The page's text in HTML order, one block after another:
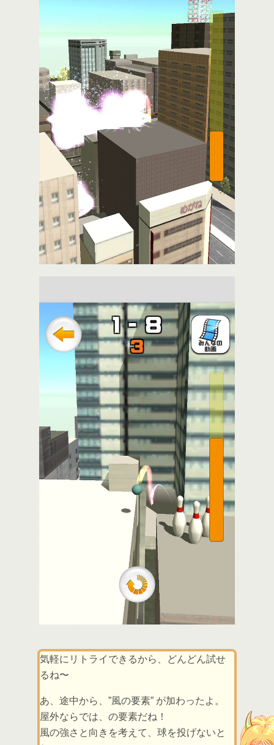
気軽にリトライできるから、どんどん試せ
るね〜
あ、途中から、”風の要素” が加わったよ。
屋外ならでは、の要素だね！
風の強さと向きを考えて、球を投げないと